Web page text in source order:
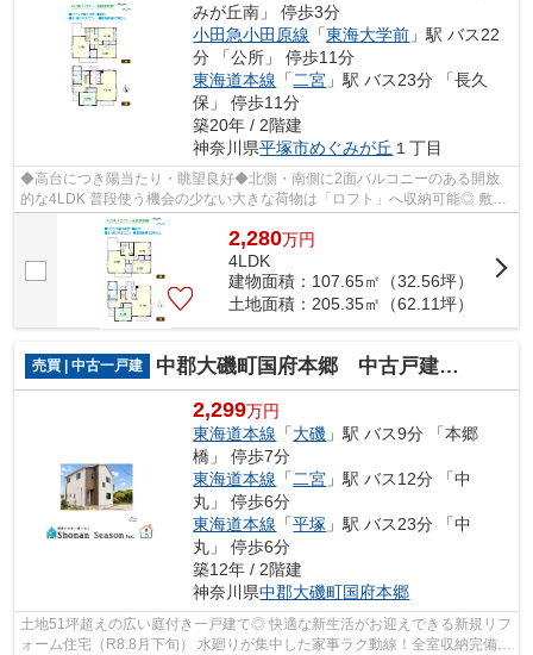
みが丘南」 停歩3分
小田急小田原線 「東海大学前 」駅 バス22
分 「公所」 停歩11分
東海道本線 「二宮 」駅 バス23分 「長久
保」 停歩11分
築20年 / 2階建
神奈川県平塚市めぐみが丘 １丁目
◆高台につき陽当たり・眺望良好◆北側・南側に2面バルコニーのある開放
的な4LDK 普段使う機会の少ない大きな荷物は「ロフト」へ収納可能◎ 敷地
面積62坪以上のゆとりあるお住まいです♪
2,280万円
4LDK
建物面積：107.65㎡（32.56坪）
土地面積：205.35㎡（62.11坪）
売買 | 中古一戸建 中郡大磯町国府本郷 中古戸建 51.24坪
2,299万円
東海道本線 「大磯 」駅 バス9分 「本郷
橋」 停歩7分
東海道本線 「二宮 」駅 バス12分 「中
丸」 停歩6分
東海道本線 「平塚 」駅 バス23分 「中
丸」 停歩6分
築12年 / 2階建
神奈川県中郡大磯町国府本郷
土地51坪超えの広い庭付き一戸建て◎ 快適な新生活がお迎えできる新規リフ
ォーム住宅（R8.8月下旬） 水廻りが集中した家事ラク動線！全室収納完備！